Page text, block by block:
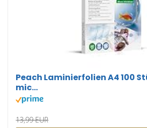
Peach Laminierfolien A4 100
mic...
13,99 EUR